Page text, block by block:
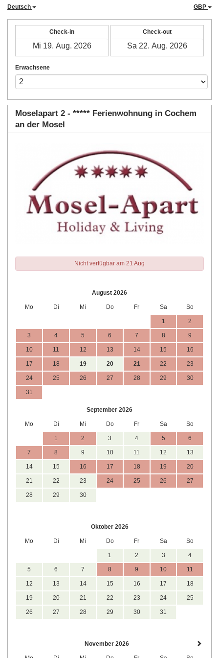
Deutsch GBP
Check-in Check-out
Erwachsene
Moselapart 2 - ***** Ferienwohnung in Cochem
an der Mosel
Nicht verfügbar am 21 Aug
August 2026
Mo Di Mi Do Fr Sa So
1 2
3 4 5 6 7 8 9
10 11 12 13 14 15 16
17 18 19 20 21 22 23
24 25 26 27 28 29 30
31
September 2026
Mo Di Mi Do Fr Sa So
1 2 3 4 5 6
7 8 9 10 11 12 13
14 15 16 17 18 19 20
21 22 23 24 25 26 27
28 29 30
Oktober 2026
Mo Di Mi Do Fr Sa So
1 2 3 4
5 6 7 8 9 10 11
12 13 14 15 16 17 18
19 20 21 22 23 24 25
26 27 28 29 30 31
November 2026